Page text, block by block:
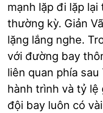
mạnh lặp đi lặp
thường kỳ. Giản
lặng lắng nghe.
với đường bay
liên quan phía
hành trình và tỷ lệ
đội bay luôn có